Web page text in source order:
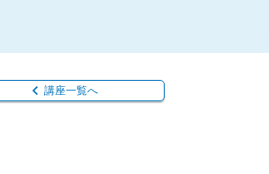
講座一覧へ